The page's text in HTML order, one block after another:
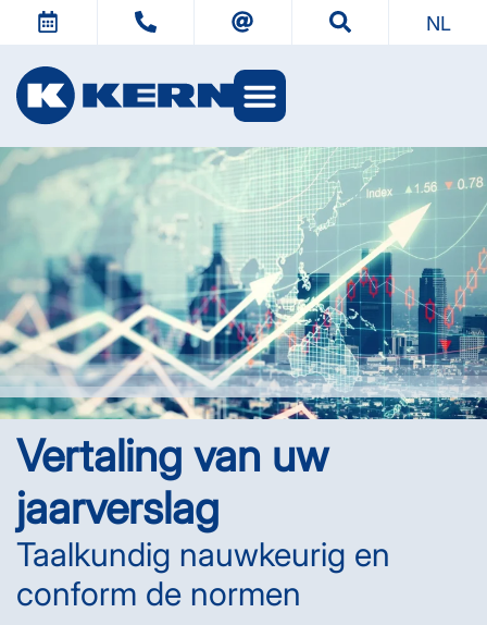
NL
Vertaling van uw
jaarverslag
Taalkundig nauwkeurig en
conform de normen